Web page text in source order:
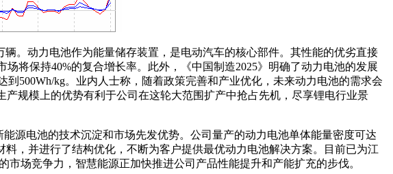
。动力电池作为能量储存装置，是电动汽车的核心部件。其性能的优劣直接
将保持40%的复合增长率。此外，《中国制造2025》明确了动力电池的发展
到500Wh/kg。业内人士称，随着政策完善和产业优化，未来动力电池的需求会
规模上的优势有利于公司在这轮大范围扩产中抢占先机，尽享锂电行业景
源电池的技术沉淀和市场先发优势。公司量产的动力电池单体能量密度可达
，并进行了结构优化，不断为客户提供最优动力电池解决方案。目前已为江
场竞争力，智慧能源正加快推进公司产品性能提升和产能扩充的步伐。